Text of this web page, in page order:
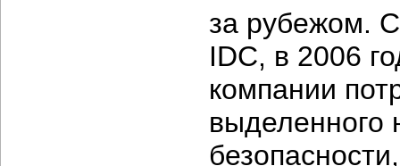
за рубежом.
IDC, в 2006
компании
выделенного